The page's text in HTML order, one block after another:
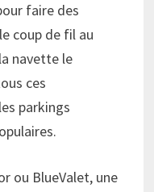
faire des
coup de fil au
navette le
ces
parkings
ou BlueValet, une